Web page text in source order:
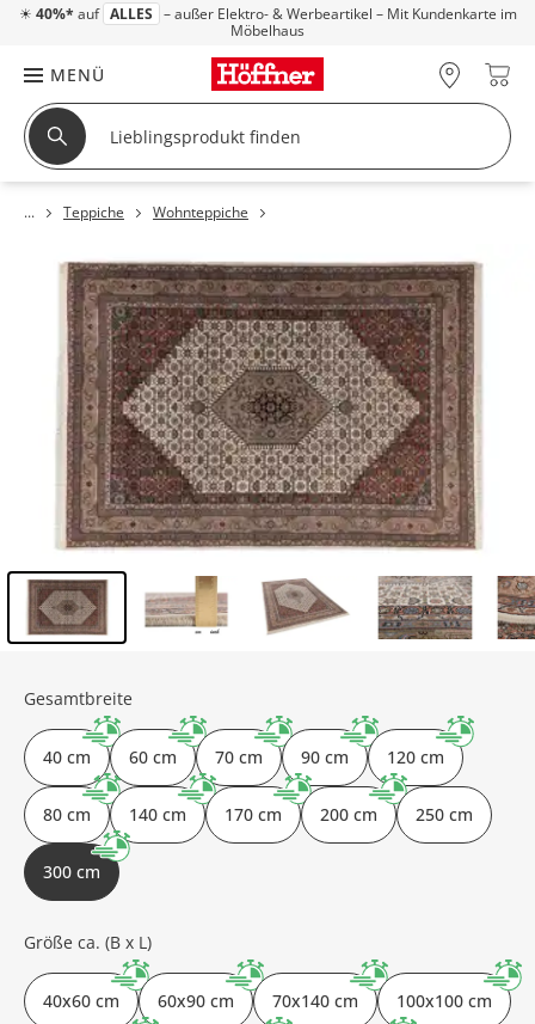
☀ 40%* auf ALLES – außer Elektro- & Werbeartikel – Mit Kundenkarte im
Möbelhaus
MENÜ
Teppiche Wohnteppiche
Gesamtbreite
40 cm 60 cm 70 cm 90 cm 120 cm
80 cm 140 cm 170 cm 200 cm 250 cm
300 cm
Größe ca. (B x L)
40x60 cm 60x90 cm 70x140 cm 100x100 cm